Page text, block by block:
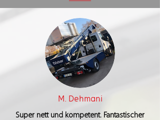
M. Dehmani
Super nett und kompetent. Fantastischer